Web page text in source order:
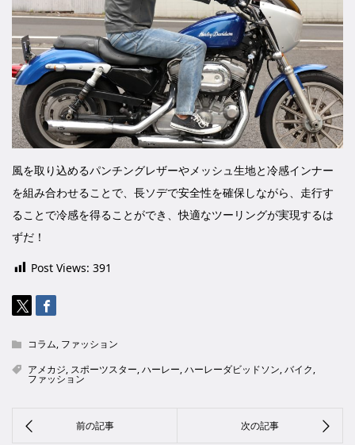
風を取り込めるパンチングレザーやメッシュ生地と冷感インナー
を組み合わせることで、長ソデで安全性を確保しながら、走行す
ることで冷感を得ることができ、快適なツーリングが実現するは
ずだ！
Post Views: 391
コラム, ファッション
アメカジ, スポーツスター,ハーレー,ハーレーダビッドソン,バイク,
ファッション